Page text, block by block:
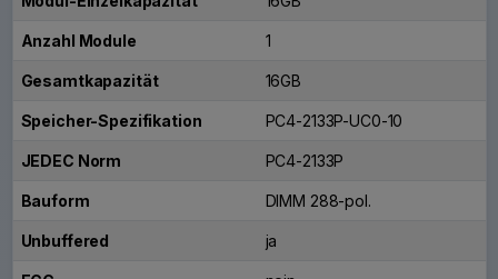
Anzahl Module 1
Gesamtkapazität 16GB
Speicher-Spezifikation PC4-2133P-UC0-10
JEDEC Norm PC4-2133P
Bauform DIMM 288-pol.
Unbuffered ja